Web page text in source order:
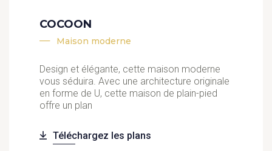
COCOON
Maison moderne
Design et élégante, cette maison moderne
vous séduira. Avec une architecture originale
en forme de U, cette maison de plain-pied
offre un plan
Téléchargez les plans